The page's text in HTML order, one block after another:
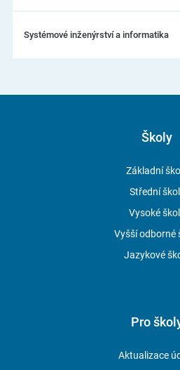
Systémové inženýrství a informatika
Školy
Základní
Střední
Vysoké
Vyšší odborné
Jazykové
Pro
Aktualizace